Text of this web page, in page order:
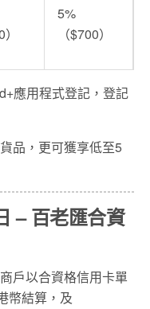
5%
（$700）
應用程式登記，登記
品，更可獲享低至5
– 百老匯合資
戶以合資格信用卡單
幣結算，及